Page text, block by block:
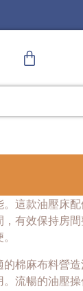
這款油壓床
有效保持房間
棉麻布料營
流暢的油壓